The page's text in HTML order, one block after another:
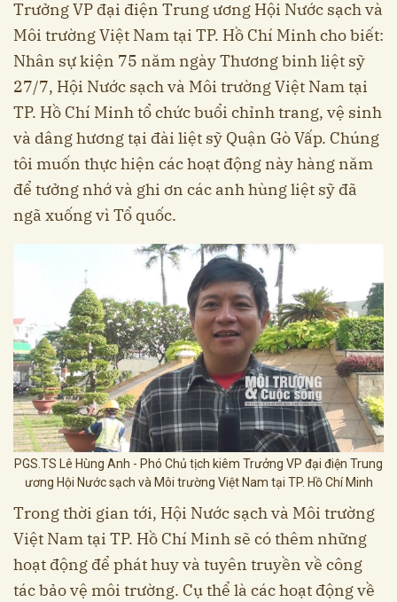
Trưởng VP đại điện Trung ương Hội Nước sạch và
Môi trường Việt Nam tại TP. Hồ Chí Minh cho biết:
Nhân sự kiện 75 năm ngày Thương binh liệt sỹ
27/7, Hội Nước sạch và Môi trường Việt Nam tại
TP. Hồ Chí Minh tổ chức buổi chỉnh trang, vệ sinh
và dâng hương tại đài liệt sỹ Quận Gò Vấp. Chúng
tôi muốn thực hiện các hoạt động này hàng năm
để tưởng nhớ và ghi ơn các anh hùng liệt sỹ đã
ngã xuống vì Tổ quốc.
PGS.TS Lê Hùng Anh - Phó Chủ tịch kiêm Trưởng VP đại điện Trung
ương Hội Nước sạch và Môi trường Việt Nam tại TP. Hồ Chí Minh
Trong thời gian tới, Hội Nước sạch và Môi trường
Việt Nam tại TP. Hồ Chí Minh sẽ có thêm những
hoạt động để phát huy và tuyên truyền về công
tác bảo vệ môi trường. Cụ thể là các hoạt động về